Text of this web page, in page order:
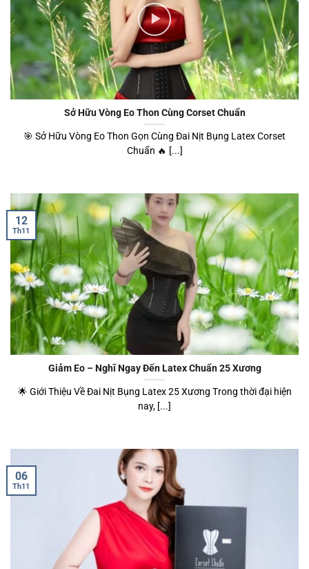
Sở Hữu Vòng Eo Thon Cùng Corset Chuẩn
🎯 Sở Hữu Vòng Eo Thon Gọn Cùng Đai Nịt Bụng Latex Corset
Chuẩn 🔥 [...]
Giảm Eo – Nghĩ Ngay Đến Latex Chuẩn 25 Xương
🌟 Giới Thiệu Về Đai Nịt Bụng Latex 25 Xương Trong thời đại hiện
nay, [...]
12
Th11
06
Th11